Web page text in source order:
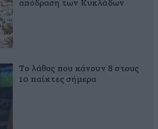
απόδραση των Κυκλάδων
Το λάθος που κάνουν 8 στους
10 παίκτες σήμερα